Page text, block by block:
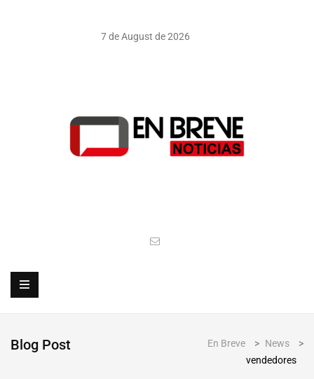
7 de August de 2026
Blog Post En Breve > News
>
vendedores